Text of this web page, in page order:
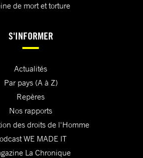
de mort et torture
S'INFORMER
Actualités
Par pays (A à Z)
Repères
Nos rapports
des droits de l'Homme
WE MADE IT
La Chronique